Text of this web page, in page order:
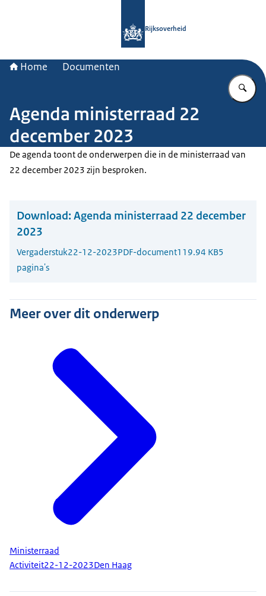
Rijksoverheid
Home Documenten
Agenda ministerraad 22
december 2023
De agenda toont de onderwerpen die in de ministerraad van
22 december 2023 zijn besproken.
Download: Agenda ministerraad 22 december
2023
Vergaderstuk22-12-2023PDF-document119.94 KB5
pagina's
Meer over dit onderwerp
Ministerraad
Activiteit22-12-2023Den Haag